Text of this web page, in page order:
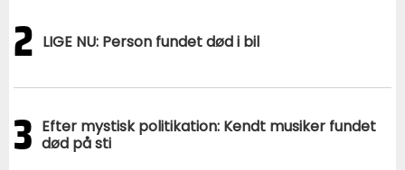
2 LIGE NU: Person fundet død i bil
3 Efter mystisk politikation: Kendt musiker fundet
død på sti